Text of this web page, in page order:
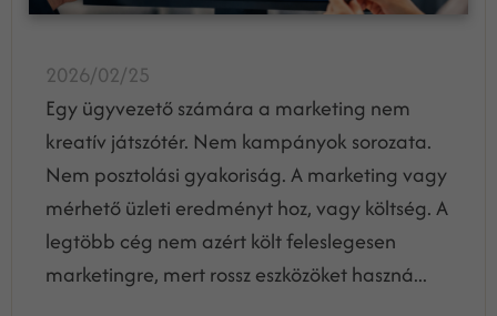
2026/02/25
Egy ügyvezető számára a marketing nem
kreatív játszótér. Nem kampányok sorozata.
Nem posztolási gyakoriság. A marketing vagy
mérhető üzleti eredményt hoz, vagy költség. A
legtöbb cég nem azért költ feleslegesen
marketingre, mert rossz eszközöket haszná...